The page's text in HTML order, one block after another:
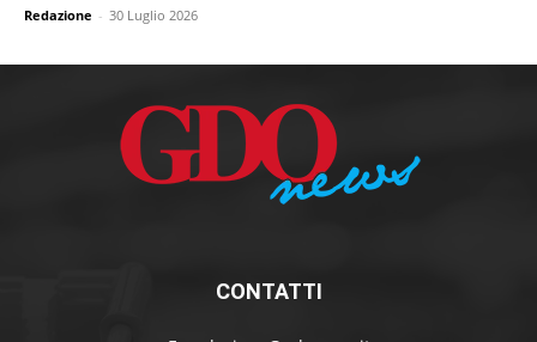
Redazione - 30 Luglio 2026
CONTATTI